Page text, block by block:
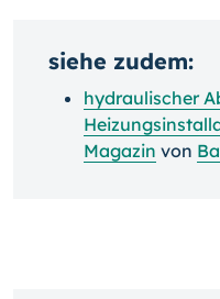
siehe zudem:
hydraulischer
Magazin von